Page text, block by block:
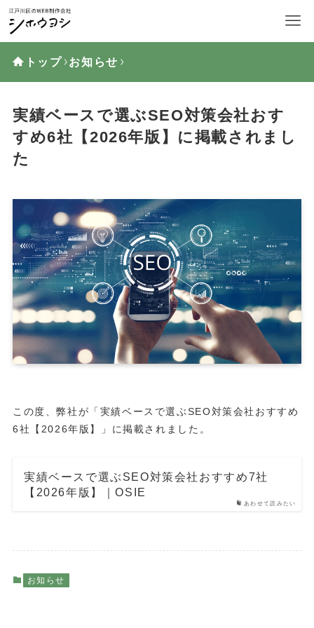
トップ お知らせ
実績ベースで選ぶSEO対策会社おす
すめ6社【2026年版】に掲載されまし
た
この度、弊社が「実績ベースで選ぶSEO対策会社おすすめ
6社【2026年版】」に掲載されました。
あわせて読みたい
実績ベースで選ぶSEO対策会社おすすめ7社
【2026年版】｜OSIE
お知らせ